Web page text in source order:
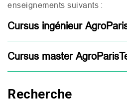
enseignements suivants :
Cursus ingénieur
Cursus master
Recherche